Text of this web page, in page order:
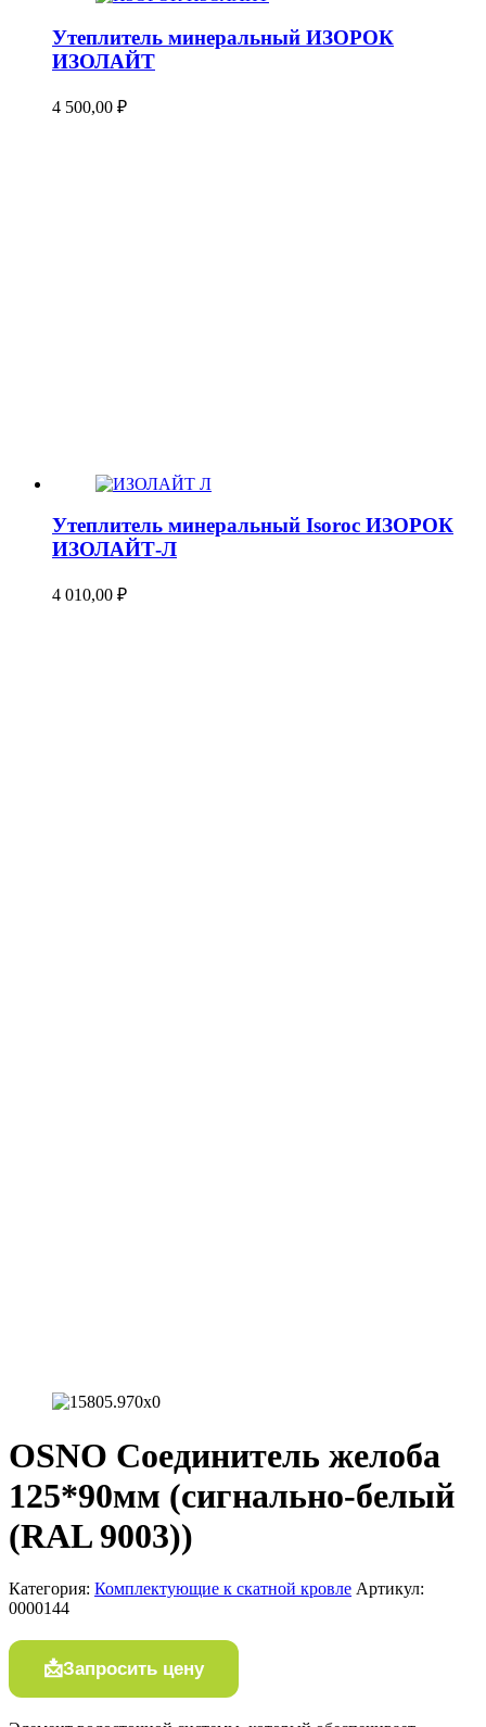
Утеплитель минеральный ИЗОРОК
ИЗОЛАЙТ
4 500,00 ₽
Утеплитель минеральный Isoroc ИЗОРОК
ИЗОЛАЙТ-Л
4 010,00 ₽
OSNO Соединитель желоба
125*90мм (сигнально-белый
(RAL 9003))
Категория: Комплектующие к скатной кровле Артикул:
0000144
Запросить цену